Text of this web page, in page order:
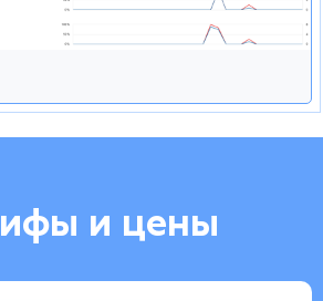
и цены